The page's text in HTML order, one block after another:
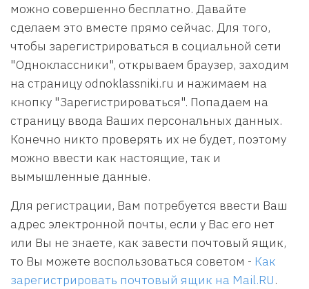
можно совершенно бесплатно. Давайте
сделаем это вместе прямо сейчас. Для того,
чтобы зарегистрироваться в социальной сети
"Одноклассники", открываем браузер, заходим
на страницу odnoklassniki.ru и нажимаем на
кнопку "Зарегистрироваться". Попадаем на
страницу ввода Ваших персональных данных.
Конечно никто проверять их не будет, поэтому
можно ввести как настоящие, так и
вымышленные данные.
Для регистрации, Вам потребуется ввести Ваш
адрес электронной почты, если у Вас его нет
или Вы не знаете, как завести почтовый ящик,
то Вы можете воспользоваться советом - Как
зарегистрировать почтовый ящик на Mail.RU.